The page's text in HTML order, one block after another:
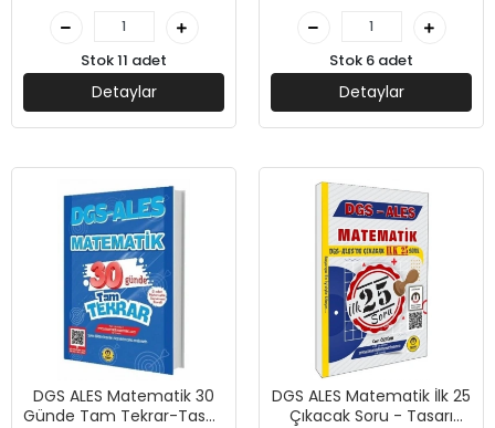
Stok 11 adet
Detaylar
Stok 6 adet
Detaylar
DGS ALES Matematik 30
Günde Tam Tekrar-Tasarı
DGS ALES Matematik İlk 25
Çıkacak Soru - Tasarı